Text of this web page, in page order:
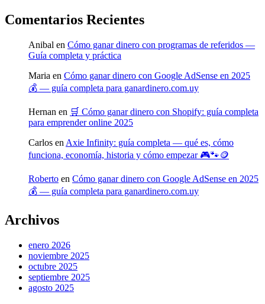
Comentarios Recientes
Anibal en Cómo ganar dinero con programas de referidos —
Guía completa y práctica
Maria en Cómo ganar dinero con Google AdSense en 2025
💰 — guía completa para ganardinero.com.uy
Hernan en 🛒 Cómo ganar dinero con Shopify: guía completa
para emprender online 2025
Carlos en Axie Infinity: guía completa — qué es, cómo
funciona, economía, historia y cómo empezar 🎮🐾🪙
Roberto en Cómo ganar dinero con Google AdSense en 2025
💰 — guía completa para ganardinero.com.uy
Archivos
enero 2026
noviembre 2025
octubre 2025
septiembre 2025
agosto 2025